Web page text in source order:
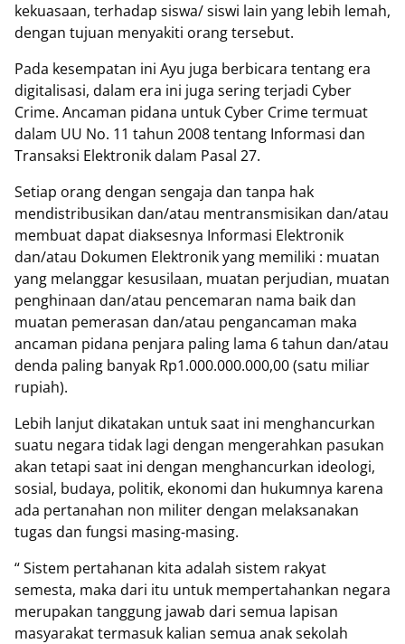
kekuasaan, terhadap siswa/ siswi lain yang lebih lemah,
dengan tujuan menyakiti orang tersebut.
Pada kesempatan ini Ayu juga berbicara tentang era
digitalisasi, dalam era ini juga sering terjadi Cyber
Crime. Ancaman pidana untuk Cyber Crime termuat
dalam UU No. 11 tahun 2008 tentang Informasi dan
Transaksi Elektronik dalam Pasal 27.
Setiap orang dengan sengaja dan tanpa hak
mendistribusikan dan/atau mentransmisikan dan/atau
membuat dapat diaksesnya Informasi Elektronik
dan/atau Dokumen Elektronik yang memiliki : muatan
yang melanggar kesusilaan, muatan perjudian, muatan
penghinaan dan/atau pencemaran nama baik dan
muatan pemerasan dan/atau pengancaman maka
ancaman pidana penjara paling lama 6 tahun dan/atau
denda paling banyak Rp1.000.000.000,00 (satu miliar
rupiah).
Lebih lanjut dikatakan untuk saat ini menghancurkan
suatu negara tidak lagi dengan mengerahkan pasukan
akan tetapi saat ini dengan menghancurkan ideologi,
sosial, budaya, politik, ekonomi dan hukumnya karena
ada pertanahan non militer dengan melaksanakan
tugas dan fungsi masing-masing.
“ Sistem pertahanan kita adalah sistem rakyat
semesta, maka dari itu untuk mempertahankan negara
merupakan tanggung jawab dari semua lapisan
masyarakat termasuk kalian semua anak sekolah